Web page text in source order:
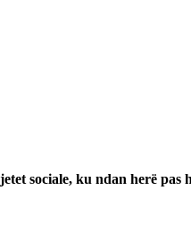
sociale, ku ndan herë pas